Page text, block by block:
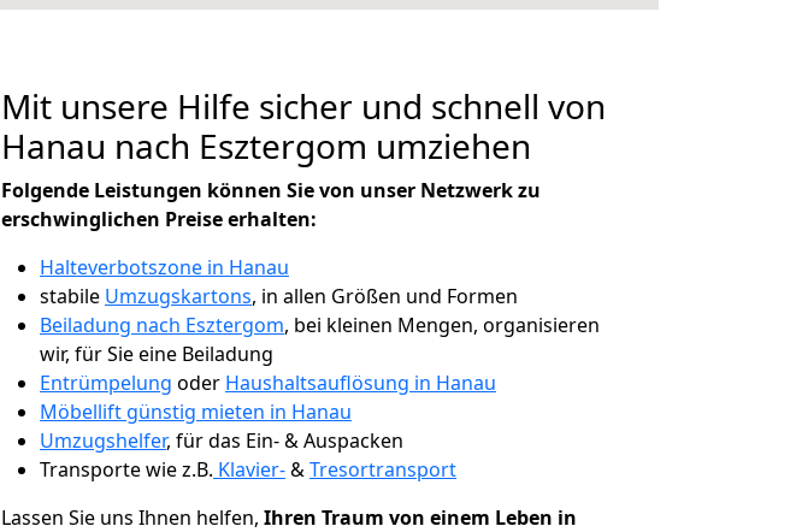
Mit unsere Hilfe sicher und schnell von
Hanau nach Esztergom umziehen
Folgende Leistungen können Sie von unser Netzwerk zu
erschwinglichen Preise erhalten:
Halteverbotszone in Hanau
stabile Umzugskartons, in allen Größen und Formen
Beiladung nach Esztergom, bei kleinen Mengen, organisieren
wir, für Sie eine Beiladung
Entrümpelung oder Haushaltsauflösung in Hanau
Möbellift günstig mieten in Hanau
Umzugshelfer, für das Ein- & Auspacken
Transporte wie z.B. Klavier-&Tresortransport
Lassen Sie uns Ihnen helfen, Ihren Traum von einem Leben in